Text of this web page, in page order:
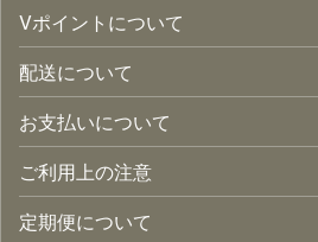
Vポイントについて
配送について
お支払いについて
ご利用上の注意
定期便について